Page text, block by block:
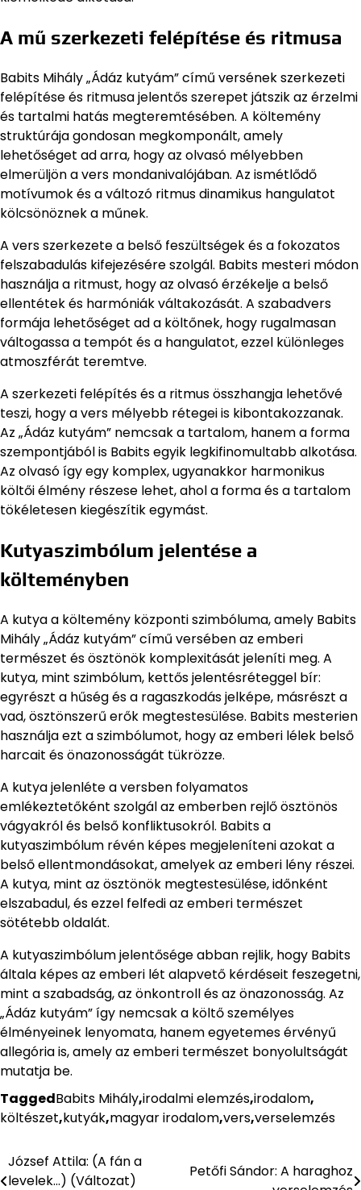
A mű szerkezeti felépítése és ritmusa
Babits Mihály „Ádáz kutyám” című versének szerkezeti
felépítése és ritmusa jelentős szerepet játszik az érzelmi
és tartalmi hatás megteremtésében. A költemény
struktúrája gondosan megkomponált, amely
lehetőséget ad arra, hogy az olvasó mélyebben
elmerüljön a vers mondanivalójában. Az ismétlődő
motívumok és a változó ritmus dinamikus hangulatot
kölcsönöznek a műnek.
A vers szerkezete a belső feszültségek és a fokozatos
felszabadulás kifejezésére szolgál. Babits mesteri módon
használja a ritmust, hogy az olvasó érzékelje a belső
ellentétek és harmóniák váltakozását. A szabadvers
formája lehetőséget ad a költőnek, hogy rugalmasan
váltogassa a tempót és a hangulatot, ezzel különleges
atmoszférát teremtve.
A szerkezeti felépítés és a ritmus összhangja lehetővé
teszi, hogy a vers mélyebb rétegei is kibontakozzanak.
Az „Ádáz kutyám” nemcsak a tartalom, hanem a forma
szempontjából is Babits egyik legkifinomultabb alkotása.
Az olvasó így egy komplex, ugyanakkor harmonikus
költői élmény részese lehet, ahol a forma és a tartalom
tökéletesen kiegészítik egymást.
Kutyaszimbólum jelentése a
költeményben
A kutya a költemény központi szimbóluma, amely Babits
Mihály „Ádáz kutyám” című versében az emberi
természet és ösztönök komplexitását jeleníti meg. A
kutya, mint szimbólum, kettős jelentésréteggel bír:
egyrészt a hűség és a ragaszkodás jelképe, másrészt a
vad, ösztönszerű erők megtestesülése. Babits mesterien
használja ezt a szimbólumot, hogy az emberi lélek belső
harcait és önazonosságát tükrözze.
A kutya jelenléte a versben folyamatos
emlékeztetőként szolgál az emberben rejlő ösztönös
vágyakról és belső konfliktusokról. Babits a
kutyaszimbólum révén képes megjeleníteni azokat a
belső ellentmondásokat, amelyek az emberi lény részei.
A kutya, mint az ösztönök megtestesülése, időnként
elszabadul, és ezzel felfedi az emberi természet
sötétebb oldalát.
A kutyaszimbólum jelentősége abban rejlik, hogy Babits
általa képes az emberi lét alapvető kérdéseit feszegetni,
mint a szabadság, az önkontroll és az önazonosság. Az
„Ádáz kutyám” így nemcsak a költő személyes
élményeinek lenyomata, hanem egyetemes érvényű
allegória is, amely az emberi természet bonyolultságát
mutatja be.
TaggedBabits Mihály,irodalmi elemzés,irodalom,
költészet,kutyák,magyar irodalom,vers,verselemzés
Bejegyzés
József Attila: (A fán a
levelek…) (Változat)
Petőfi Sándor: A haraghoz